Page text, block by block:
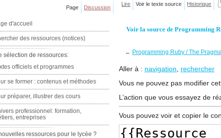
Voir la source de Programming
← Programming Ruby / The
Aller à : navigation, rechercher
Vous ne pouvez pas modifier
L’action que vous essayez de
Vous pouvez voir et copier le
Page Discussion
Lire Voir le texte source Historique
d'accueil
des ressources (notices)
sélection de ressources:
officiels et programmes
se former : contenus et méthodes
préparer, illustrer des cours
professionnel: formation,
entreprises
ressources pour le lycée ?